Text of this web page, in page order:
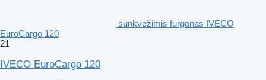
sunkvežimis furgonas IVECO
EuroCargo 120
21
IVECO EuroCargo 120